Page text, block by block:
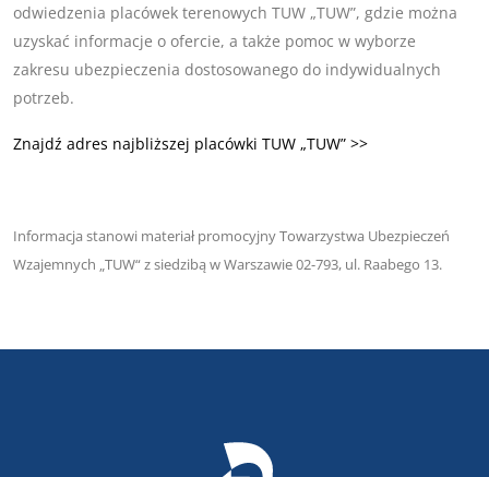
odwiedzenia placówek terenowych TUW „TUW”, gdzie można
uzyskać informacje o ofercie, a także pomoc w wyborze
zakresu ubezpieczenia dostosowanego do indywidualnych
potrzeb.
Znajdź adres najbliższej placówki TUW „TUW” >>
Informacja stanowi materiał promocyjny Towarzystwa Ubezpieczeń
Wzajemnych „TUW“ z siedzibą w Warszawie 02-793, ul. Raabego 13.